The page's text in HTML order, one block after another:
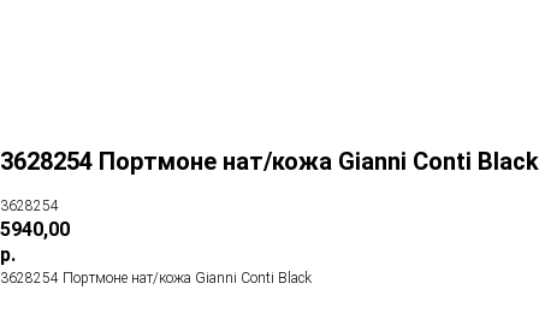
3628254 Портмоне нат/кожа Gianni Conti Black
3628254
5940,00
р.
3628254 Портмоне нат/кожа Gianni Conti Black